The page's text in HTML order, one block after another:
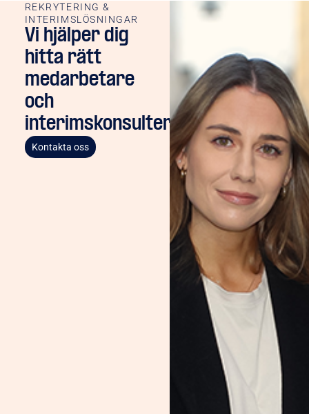
REKRYTERING &
INTERIMSLÖSNINGAR
Vi hjälper dig
hitta rätt
medarbetare
och
interimskonsulter
Kontakta oss